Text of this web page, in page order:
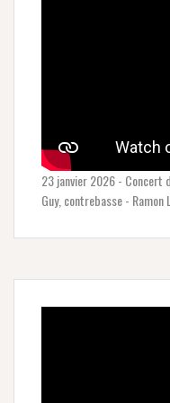
23 janvier 2026 - Concert
Guy, contrebasse - Ramon